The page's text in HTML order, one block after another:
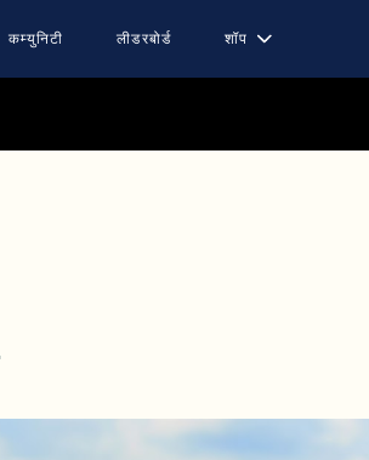
कम्युनिटी लीडरबोर्ड शॉप